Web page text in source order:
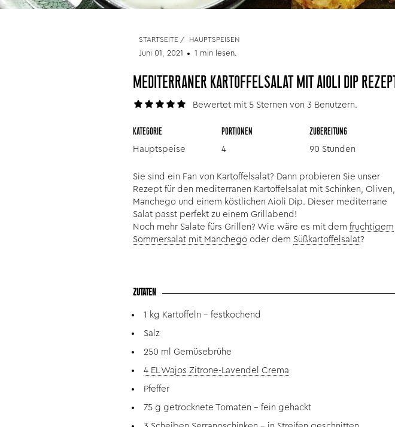
STARTSEITE / HAUPTSPEISEN
Juni 01, 2021 1 min lesen.
MEDITERRANER KARTOFFELSALAT MIT AIOLI DIP REZEPT
Bewertet mit 5 Sternen von 3 Benutzern.
KATEGORIE
Hauptspeise
PORTIONEN
4
ZUBEREITUNG
90 Stunden
Sie sind ein Fan von Kartoffelsalat? Dann probieren Sie unser
Rezept für den mediterranen Kartoffelsalat mit Schinken, Oliven,
Manchego und einem köstlichen Aioli Dip. Dieser mediterrane
Salat passt perfekt zu einem Grillabend!
Noch mehr Salate fürs Grillen? Wie wäre es mit dem fruchtigem
Sommersalat mit Manchego oder dem Süßkartoffelsalat?
ZUTATEN
1 kg Kartoffeln – festkochend
Salz
250 ml Gemüsebrühe
4 EL Wajos Zitrone-Lavendel Crema
Pfeffer
75 g getrocknete Tomaten – fein gehackt